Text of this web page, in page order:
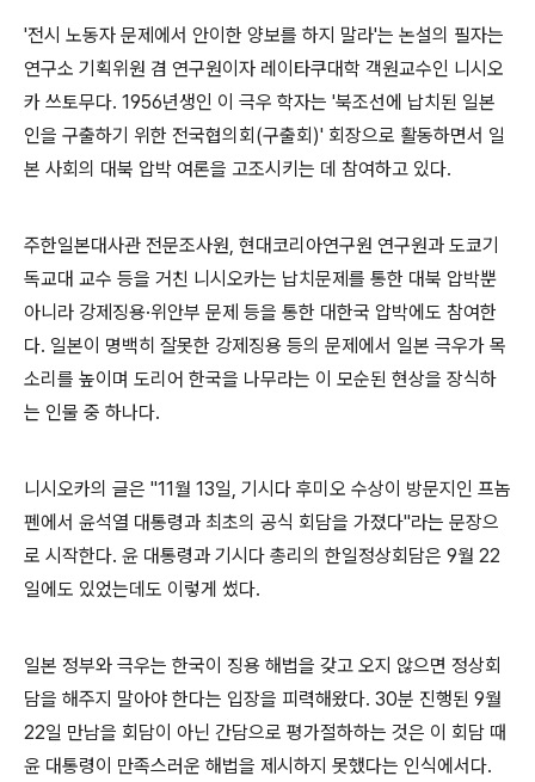
'전시 노동자 문제에서 안이한 양보를 하지 말라'는 논설의 필자는
연구소 기획위원 겸 연구원이자 레이타쿠대학 객원교수인 니시오
카 쓰토무다. 1956년생인 이 극우 학자는 '북조선에 납치된 일본
인을 구출하기 위한 전국협의회(구출회)' 회장으로 활동하면서 일
본 사회의 대북 압박 여론을 고조시키는 데 참여하고 있다.
주한일본대사관 전문조사원, 현대코리아연구원 연구원과 도쿄기
독교대 교수 등을 거친 니시오카는 납치문제를 통한 대북 압박뿐
아니라 강제징용·위안부 문제 등을 통한 대한국 압박에도 참여한
다. 일본이 명백히 잘못한 강제징용 등의 문제에서 일본 극우가 목
소리를 높이며 도리어 한국을 나무라는 이 모순된 현상을 장식하
는 인물 중 하나다.
니시오카의 글은 "11월 13일, 기시다 후미오 수상이 방문지인 프놈
펜에서 윤석열 대통령과 최초의 공식 회담을 가졌다"라는 문장으
로 시작한다. 윤 대통령과 기시다 총리의 한일정상회담은 9월 22
일에도 있었는데도 이렇게 썼다.
일본 정부와 극우는 한국이 징용 해법을 갖고 오지 않으면 정상회
담을 해주지 말아야 한다는 입장을 피력해왔다. 30분 진행된 9월
22일 만남을 회담이 아닌 간담으로 평가절하하는 것은 이 회담 때
윤 대통령이 만족스러운 해법을 제시하지 못했다는 인식에서다.